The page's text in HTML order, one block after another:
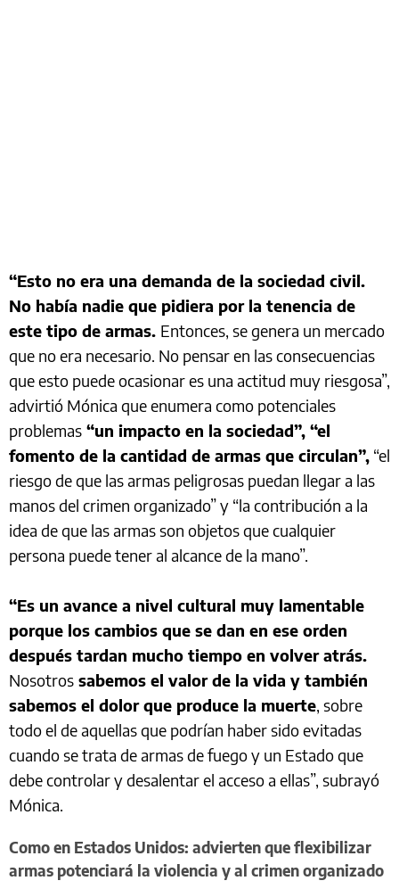
“Esto no era una demanda de la sociedad civil.
No había nadie que pidiera por la tenencia de
este tipo de armas. Entonces, se genera un mercado
que no era necesario. No pensar en las consecuencias
que esto puede ocasionar es una actitud muy riesgosa”,
advirtió Mónica que enumera como potenciales
problemas “un impacto en la sociedad”, “el
fomento de la cantidad de armas que circulan”, “el
riesgo de que las armas peligrosas puedan llegar a las
manos del crimen organizado” y “la contribución a la
idea de que las armas son objetos que cualquier
persona puede tener al alcance de la mano”.
“Es un avance a nivel cultural muy lamentable
porque los cambios que se dan en ese orden
después tardan mucho tiempo en volver atrás.
Nosotros sabemos el valor de la vida y también
sabemos el dolor que produce la muerte, sobre
todo el de aquellas que podrían haber sido evitadas
cuando se trata de armas de fuego y un Estado que
debe controlar y desalentar el acceso a ellas”, subrayó
Mónica.
Como en Estados Unidos: advierten que flexibilizar
armas potenciará la violencia y al crimen organizado